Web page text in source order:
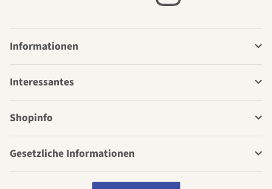
Informationen
Interessantes
Shopinfo
Gesetzliche Informationen